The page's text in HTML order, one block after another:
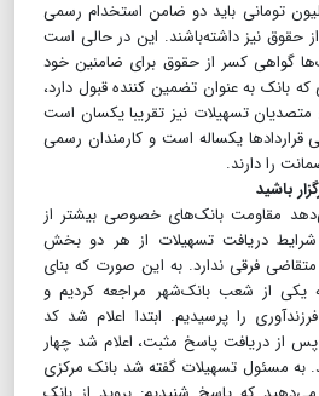
دریافت تسهیلات ۲۰میلیون تومانی باید دو ضامن استخدام رسمی
حقوق نیز داشته‌باشند. این در حالی است
گواهی کسر از حقوق برای ضامنین خود
بانک به عنوان تضمین کننده قبول دارد،
تسهیلات نیز تقریبا یکسان است
یکساله است و کارمندان رسمی
را دارند.
باشید
مقاومت بانک‌های خصوصی بیشتر از
دریافت تسهیلات از هر دو بخش
فرقی ندارد. به این صورت که بنای
یکی از شعب بانک‌شهر مراجعه کردیم و
را پرسیدیم. ابتدا اعلام شد کد
از دریافت پاسخ مثبت، اعلام شد چهار
به مسئول تسهیلات گفته شد بانک مرکزی